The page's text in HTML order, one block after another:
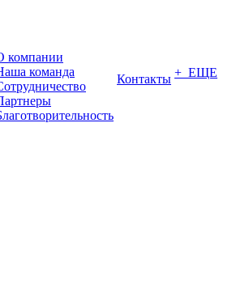
компании
команда
Контакты + ЕЩЕ